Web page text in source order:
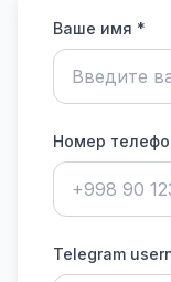
Ваше имя *
Номер
Telegram